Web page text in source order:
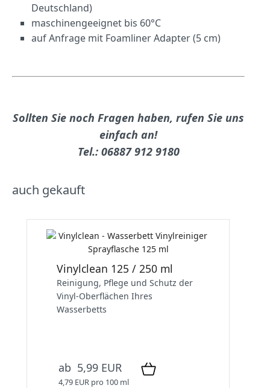
Deutschland)
maschinengeeignet bis 60°C
auf Anfrage mit Foamliner Adapter (5 cm)
Sollten Sie noch Fragen haben, rufen Sie uns
einfach an!
Tel.: 06887 912 9180
auch gekauft
Vinylclean 125 / 250 ml
Reinigung, Pflege und Schutz der
Vinyl-Oberflächen Ihres
Wasserbetts
ab 5,99 EUR
4,79 EUR pro 100 ml